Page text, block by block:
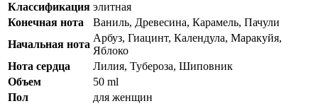
Классификация элитная
Конечная нота
Ваниль, Древесина, Карамель, Пачули
Начальная нота
Арбуз, Гиацинт, Календула, Маракуйя,
Яблоко
Нота сердца
Лилия, Тубероза, Шиповник
Объем
50 ml
Пол
для женщин